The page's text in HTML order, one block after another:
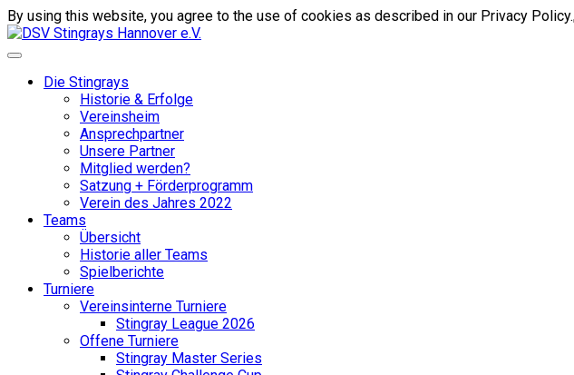
By using this website, you agree to the use of cookies as described in our Privacy Policy.
Die Stingrays
Historie & Erfolge
Vereinsheim
Ansprechpartner
Unsere Partner
Mitglied werden?
Satzung + Förderprogramm
Verein des Jahres 2022
Teams
Übersicht
Historie aller Teams
Spielberichte
Turniere
Vereinsinterne Turniere
Stingray League 2026
Offene Turniere
Stingray Master Series